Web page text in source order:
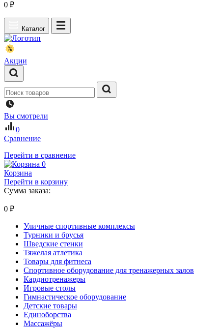
0 ₽
Каталог
Акции
Вы смотрели
0
Сравнение
Перейти в сравнение
0
Корзина
Перейти в корзину
Сумма заказа:
0 ₽
Уличные спортивные комплексы
Турники и брусья
Шведские стенки
Тяжелая атлетика
Товары для фитнеса
Спортивное оборудование для тренажерных залов
Кардиотренажеры
Игровые столы
Гимнастическое оборудование
Детские товары
Единоборства
Массажёры